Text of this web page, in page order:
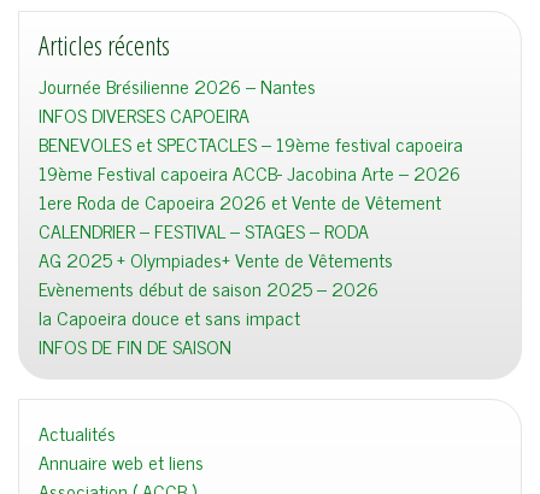
Articles récents
Journée Brésilienne 2026 – Nantes
INFOS DIVERSES CAPOEIRA
BENEVOLES et SPECTACLES – 19ème festival capoeira
19ème Festival capoeira ACCB- Jacobina Arte – 2026
1ere Roda de Capoeira 2026 et Vente de Vêtement
CALENDRIER – FESTIVAL – STAGES – RODA
AG 2025 + Olympiades+ Vente de Vêtements
Evènements début de saison 2025 – 2026
la Capoeira douce et sans impact
INFOS DE FIN DE SAISON
Actualités
Annuaire web et liens